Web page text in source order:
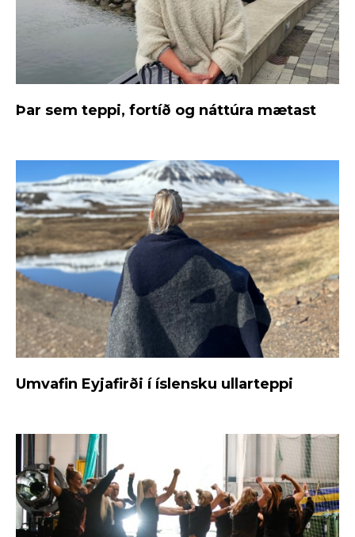
Þar sem teppi, fortíð og náttúra mætast
Umvafin Eyjafirði í íslensku ullarteppi